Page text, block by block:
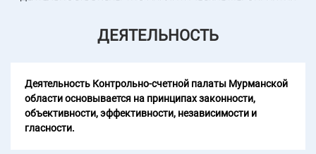
ДЕЯТЕЛЬНОСТЬ
Деятельность Контрольно-счетной палаты Мурманской
области основывается на принципах законности,
объективности, эффективности, независимости и
гласности.